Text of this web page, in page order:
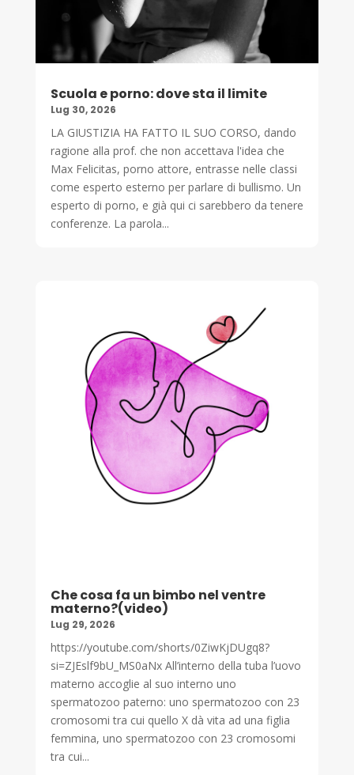
Scuola e porno: dove sta il limite
Lug 30, 2026
LA GIUSTIZIA HA FATTO IL SUO CORSO, dando
ragione alla prof. che non accettava l'idea che
Max Felicitas, porno attore, entrasse nelle classi
come esperto esterno per parlare di bullismo. Un
esperto di porno, e già qui ci sarebbero da tenere
conferenze. La parola...
Che cosa fa un bimbo nel ventre
materno?(video)
Lug 29, 2026
https://youtube.com/shorts/0ZiwKjDUgq8?
si=ZJEslf9bU_MS0aNx All’interno della tuba l’uovo
materno accoglie al suo interno uno
spermatozoo paterno: uno spermatozoo con 23
cromosomi tra cui quello X dà vita ad una figlia
femmina, uno spermatozoo con 23 cromosomi
tra cui...